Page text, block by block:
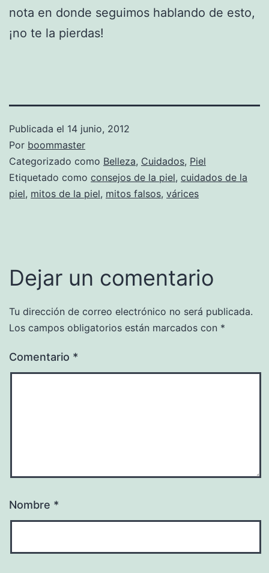
nota en donde seguimos hablando de esto,
¡no te la pierdas!
Publicada el 14 junio, 2012
Por boommaster
Categorizado como Belleza, Cuidados, Piel
Etiquetado como consejos de la piel, cuidados de la
piel, mitos de la piel, mitos falsos, várices
Dejar un comentario
Tu dirección de correo electrónico no será publicada.
Los campos obligatorios están marcados con *
Comentario *
Nombre *